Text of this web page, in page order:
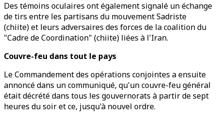
Des témoins oculaires ont également signalé un échange
de tirs entre les partisans du mouvement Sadriste
(chiite) et leurs adversaires des forces de la coalition du
"Cadre de Coordination" (chiite) liées à l'Iran.
Couvre-feu dans tout le pays
Le Commandement des opérations conjointes a ensuite
annoncé dans un communiqué, qu'un couvre-feu général
était décrété dans tous les gouvernorats à partir de sept
heures du soir et ce, jusqu'à nouvel ordre.